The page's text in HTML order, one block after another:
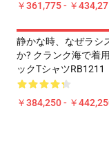
￥361,775 - ￥
静かな時、なぜラシ
か? クランク海で着
ックTシャツRB1211
￥384,250 - ￥